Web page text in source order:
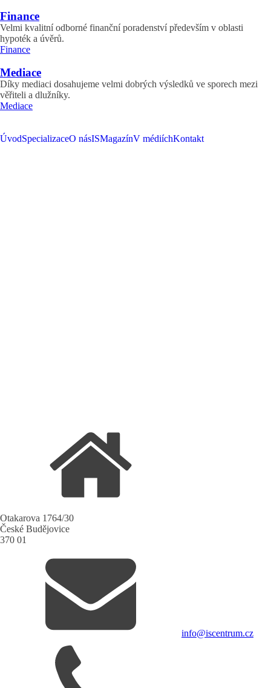
Finance
Velmi kvalitní odborné finanční poradenství především v oblasti
hypoték a úvěrů.
Finance
Mediace
Díky mediaci dosahujeme velmi dobrých výsledků ve sporech mezi
věřiteli a dlužníky.
Mediace
ÚvodSpecializaceO násISMagazínV médiíchKontakt
Otakarova 1764/30
České Budějovice
370 01
info@iscentrum.cz